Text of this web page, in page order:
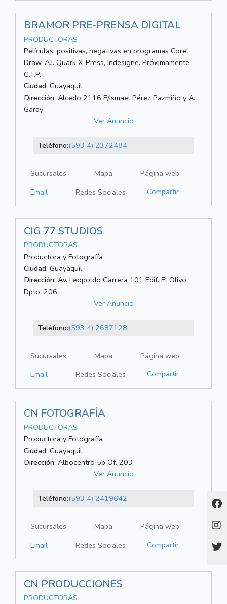
BRAMOR PRE-PRENSA DIGITAL
PRODUCTORAS
Películas: positivas, negativas en programas Corel
Draw, A.I. Quark X-Press, Indesigne. Próximamente
C.T.P.
Ciudad: Guayaquil
Dirección: Alcedo 2116 E/Ismael Pérez Pazmiño y A.
Garay
Ver Anuncio
Teléfono:(593 4) 2372484
Sucursales Mapa
Página web
Email
Redes Sociales Compartir
CIG 77 STUDIOS
PRODUCTORAS
Productora y Fotografía
Ciudad: Guayaquil
Dirección: Av. Leopoldo Carrera 101 Edif. El Olivo
Dpto. 206
Ver Anuncio
Teléfono:(593 4) 2687128
Sucursales Mapa
Página web
Email
Redes Sociales Compartir
CN FOTOGRAFÍA
PRODUCTORAS
Productora y Fotografía
Ciudad: Guayaquil
Dirección: Albocentro 5b Of. 203
Ver Anuncio
Teléfono:(593 4) 2419642
Sucursales Mapa
Página web
Email
Redes Sociales Compartir
CN PRODUCCIONES
PRODUCTORAS